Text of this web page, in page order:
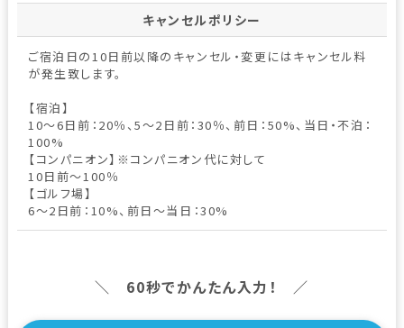
キャンセルポリシー
ご宿泊日の10日前以降のキャンセル・変更にはキャンセル料
が発生致します。
【宿泊】
10～6日前：20％、5～2日前：30％、前日：50%、当日・不泊：
100%
【コンパニオン】※コンパニオン代に対して
10日前～100％
【ゴルフ場】
6～2日前：10%、前日～当日：30%
＼ 60秒でかんたん入力！ ／